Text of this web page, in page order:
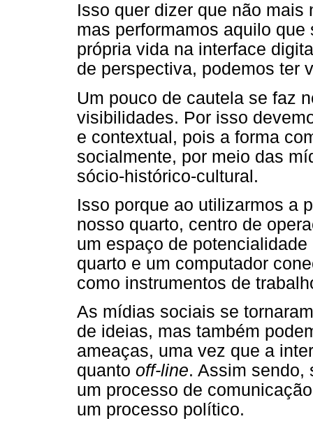
Isso quer dizer que não
mas performamos aquilo
própria vida na interface
de perspectiva, podemos ter
Um pouco de cautela se faz
visibilidades. Por isso
e contextual, pois a forma
socialmente, por meio das
sócio-histórico-cultural.
Isso porque ao utilizarmos a
nosso quarto, centro de
um espaço de
quarto e um computador
como instrumentos de
As mídias sociais se
de ideias, mas também
ameaças, uma vez que a
quanto off-line. Assim sendo,
um processo de
um processo político.